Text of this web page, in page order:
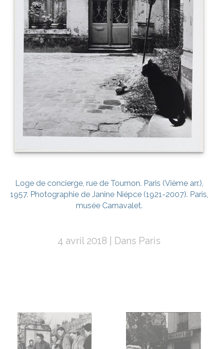
Loge de concierge, rue de Tournon. Paris (Vième arr.),
1957. Photographie de Janine Niépce (1921-2007). Paris,
musée Carnavalet.
4 avril 2018 Dans Paris
Navigation
l’article